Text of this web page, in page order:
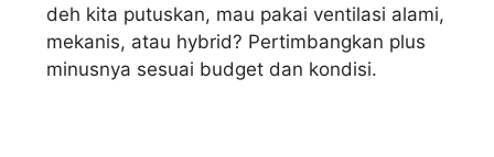
deh kita putuskan, mau pakai ventilasi alami,
mekanis, atau hybrid? Pertimbangkan plus
minusnya sesuai budget dan kondisi.